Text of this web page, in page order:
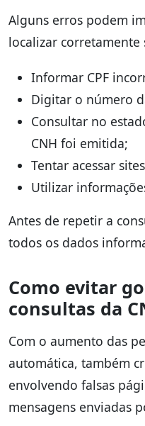
Alguns erros podem
localizar corretamente
Informar CPF
Digitar o número
Consultar no
CNH foi emitida;
Tentar acessar
Utilizar
Antes de repetir a
todos os dados
Como evitar
consultas da
Com o aumento das
automática, também
envolvendo falsas
mensagens enviadas